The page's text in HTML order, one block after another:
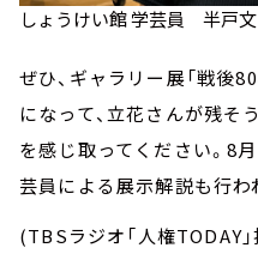
しょうけい館 学芸員 半戸
ぜひ、ギャラリー展「戦後
になって、立花さんが残
を感じ取ってください。8
芸員による展示解説も行わ
(TBSラジオ「人権TODAY